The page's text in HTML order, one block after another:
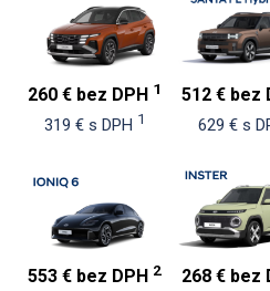
260 € bez DPH 1 512 € bez
319 € s DPH 1 629 € s
553 € bez DPH 2 268 € bez